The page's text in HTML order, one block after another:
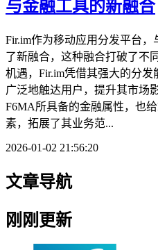
与金融工具的新融合
Fir.im作为移动应用分发平台
了新融合，这种融合打破了不
机遇，Fir.im凭借其强大的分
广泛地触达用户，提升其市场
F6MA所具备的金融属性，也
素，拓展了其业务范...
2026-01-02 21:56:20
文章导航
刚刚更新